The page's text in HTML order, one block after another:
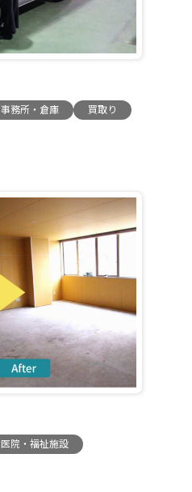
事務所・倉庫 買取り
医院・福祉施設